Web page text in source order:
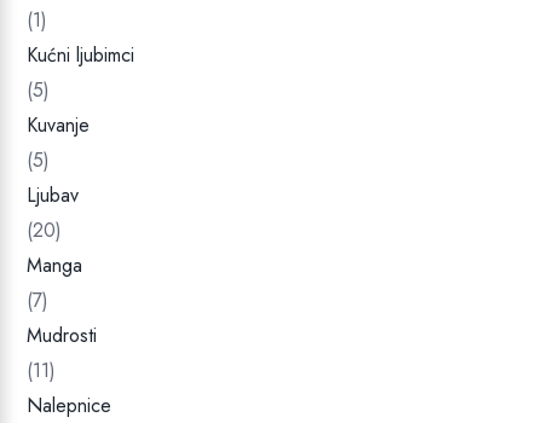
(1)
Kućni ljubimci
(5)
Kuvanje
(5)
Ljubav
(20)
Manga
(7)
Mudrosti
(11)
Nalepnice